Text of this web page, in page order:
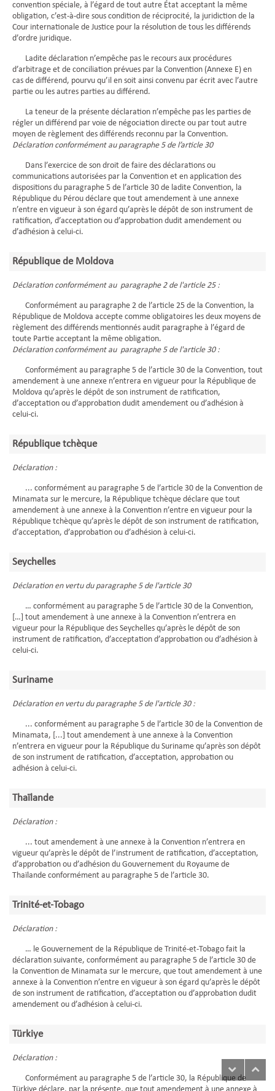
convention spéciale, à l’égard de tout autre État acceptant la même
obligation, c’est-à-dire sous condition de réciprocité, la juridiction de la
Cour internationale de Justice pour la résolution de tous les différends
d’ordre juridique.
Ladite déclaration n’empêche pas le recours aux procédures
d’arbitrage et de conciliation prévues par la Convention (Annexe E) en
cas de différend, pourvu qu’il en soit ainsi convenu par écrit avec l’autre
partie ou les autres parties au différend.
La teneur de la présente déclaration n’empêche pas les parties de
régler un différend par voie de négociation directe ou par tout autre
moyen de règlement des différends reconnu par la Convention.
Déclaration conformément au paragraphe 5 de l’article 30
Dans l’exercice de son droit de faire des déclarations ou
communications autorisées par la Convention et en application des
dispositions du paragraphe 5 de l’article 30 de ladite Convention, la
République du Pérou déclare que tout amendement à une annexe
n’entre en vigueur à son égard qu’après le dépôt de son instrument de
ratification, d’acceptation ou d’approbation dudit amendement ou
d’adhésion à celui-ci.
République de Moldova
Déclaration conformément au paragraphe 2 de l'article 25 :
Conformément au paragraphe 2 de l’article 25 de la Convention, la
République de Moldova accepte comme obligatoires les deux moyens de
règlement des différends mentionnés audit paragraphe à l’égard de
toute Partie acceptant la même obligation.
Déclaration conformément au paragraphe 5 de l'article 30 :
Conformément au paragraphe 5 de l’article 30 de la Convention, tout
amendement à une annexe n’entrera en vigueur pour la République de
Moldova qu’après le dépôt de son instrument de ratification,
d’acceptation ou d’approbation dudit amendement ou d’adhésion à
celui-ci.
République tchèque
Déclaration :
... conformément au paragraphe 5 de l’article 30 de la Convention de
Minamata sur le mercure, la République tchèque déclare que tout
amendement à une annexe à la Convention n’entre en vigueur pour la
République tchèque qu’après le dépôt de son instrument de ratification,
d’acceptation, d’approbation ou d’adhésion à celui-ci.
Seychelles
Déclaration en vertu du paragraphe 5 de l'article 30
… conformément au paragraphe 5 de l’article 30 de la Convention,
[…] tout amendement à une annexe à la Convention n’entrera en
vigueur pour la République des Seychelles qu’après le dépôt de son
instrument de ratification, d’acceptation d’approbation ou d’adhésion à
celui-ci.
Suriname
Déclaration en vertu du paragraphe 5 de l'article 30 :
... conformément au paragraphe 5 de l’article 30 de la Convention de
Minamata, [...] tout amendement à une annexe à la Convention
n’entrera en vigueur pour la République du Suriname qu’après son dépôt
de son instrument de ratification, d’acceptation, approbation ou
adhésion à celui-ci.
Thaïlande
Déclaration :
... tout amendement à une annexe à la Convention n’entrera en
vigueur qu’après le dépôt de l’instrument de ratification, d’acceptation,
d’approbation ou d’adhésion du Gouvernement du Royaume de
Thaïlande conformément au paragraphe 5 de l’article 30.
Trinité-et-Tobago
Déclaration :
… le Gouvernement de la République de Trinité-et-Tobago fait la
déclaration suivante, conformément au paragraphe 5 de l’article 30 de
la Convention de Minamata sur le mercure, que tout amendement à une
annexe à la Convention n’entre en vigueur à son égard qu’après le dépôt
de son instrument de ratification, d’acceptation ou d’approbation dudit
amendement ou d’adhésion à celui-ci.
Türkiye
Déclaration :
Conformément au paragraphe 5 de l’article 30, la République de